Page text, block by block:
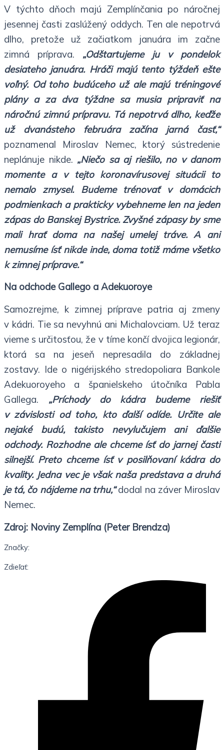
V týchto dňoch majú Zemplínčania po náročnej
jesennej časti zaslúžený oddych. Ten ale nepotrvá
dlho, pretože už začiatkom januára im začne
zimná príprava. „Odštartujeme ju v pondelok
desiateho januára. Hráči majú tento týždeň ešte
voľný. Od toho budúceho už ale majú tréningové
plány a za dva týždne sa musia pripraviť na
náročnú zimnú prípravu. Tá nepotrvá dlho, keďže
už dvanásteho februára začína jarná časť,“
poznamenal Miroslav Nemec, ktorý sústredenie
neplánuje nikde. „Niečo sa aj riešilo, no v danom
momente a v tejto koronavírusovej situácii to
nemalo zmysel. Budeme trénovať v domácich
podmienkach a prakticky vybehneme len na jeden
zápas do Banskej Bystrice. Zvyšné zápasy by sme
mali hrať doma na našej umelej tráve. A ani
nemusíme ísť nikde inde, doma totiž máme všetko
k zimnej príprave.“
Na odchode Gallego a Adekuoroye
Samozrejme, k zimnej príprave patria aj zmeny
v kádri. Tie sa nevyhnú ani Michalovciam. Už teraz
vieme s určitosťou, že v tíme končí dvojica legionár,
ktorá sa na jeseň nepresadila do základnej
zostavy. Ide o nigérijského stredopoliara Bankole
Adekuoroyeho a španielskeho útočníka Pabla
Gallega. „Príchody do kádra budeme riešiť
v závislosti od toho, kto ďalší odíde. Určite ale
nejaké budú, takisto nevylučujem ani ďalšie
odchody. Rozhodne ale chceme ísť do jarnej časti
silnejší. Preto chceme ísť v posilňovaní kádra do
kvality. Jedna vec je však naša predstava a druhá
je tá, čo nájdeme na trhu,“dodal na záver Miroslav
Nemec.
Zdroj: Noviny Zemplína (Peter Brendza)
Značky:
Zdieľať: